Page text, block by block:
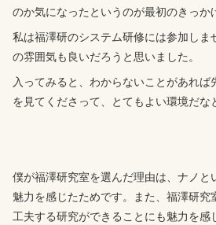
のか気になったというのが最初のきっか
私は福澤研のシステム研修には参加し
の雰囲気も良いだろうと思いました。
入ってみると、わからないことがあれ
を見てくださって、とてもよい環境だ
僕が福澤研究室を選んだ理由は、ナノ
魅力を感じたためです。また、福澤研
工夫する研究ができることにも魅力を感